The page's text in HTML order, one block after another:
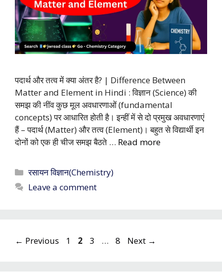
पदार्थ और तत्व में क्या अंतर है? | Difference Between
Matter and Element in Hindi : विज्ञान (Science) की
समझ की नींव कुछ मूल अवधारणाओं (fundamental
concepts) पर आधारित होती है। इन्हीं में से दो प्रमुख अवधारणाएं
हैं – पदार्थ (Matter) और तत्व (Element)। बहुत से विद्यार्थी इन
दोनों को एक ही चीज समझ बैठते … Read more
Categories
रसायन विज्ञान(Chemistry)
Leave a comment
← Previous Page
1 Page
2 Page
3 … Page
8 Next →